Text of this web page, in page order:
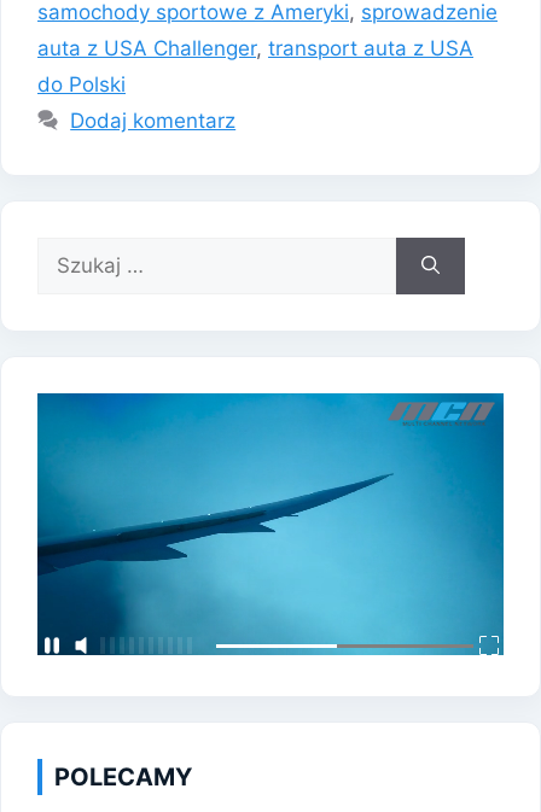
samochody sportowe z Ameryki, sprowadzenie
auta z USA Challenger, transport auta z USA
do Polski
Dodaj komentarz
Szukaj:
POLECAMY